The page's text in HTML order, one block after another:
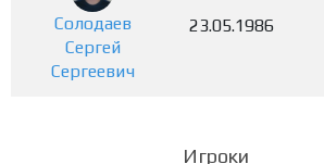
Солодаев
Сергей
Сергеевич
23.05.1986
Игроки